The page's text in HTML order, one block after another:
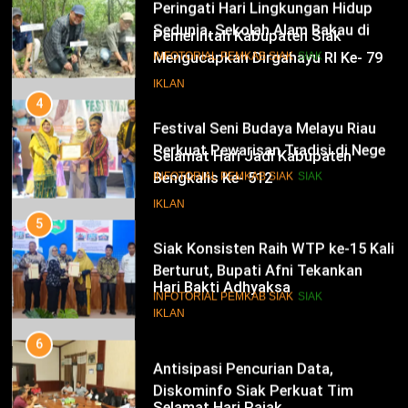
13
Pemerintah Kabupaten Siak
Mengucapkan Dirgahayu RI Ke- 79
IKLAN
14
Selamat Hari Jadi Kabupaten
Bengkalis Ke- 512
IKLAN
15
Hari Bakti Adhyaksa
IKLAN
16
Siak Cetak Generasi Penjaga
Pesisir
INFOTORIAL PEMKAB SIAK SIAK
4
Festival Seni Budaya Melayu Riau
Istana
INFOTORIAL PEMKAB SIAK SIAK
5
Siak Konsisten Raih WTP ke-15 Kali
Penguatan Tata Kelola Keuangan
INFOTORIAL PEMKAB SIAK SIAK
Tanggap Insiden Siber Mendukung
SPBE
INFOTORIAL PEMKAB SIAK SIAK